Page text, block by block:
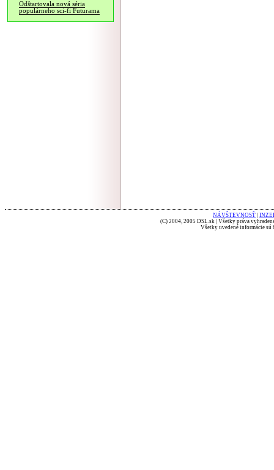
Odštartovala nová séria
populárneho sci-fi Futurama
NÁVŠTEVNOSŤ
(C) 2004, 2005 DSL.sk | Všetky práva
Všetky uvedené informácie sú